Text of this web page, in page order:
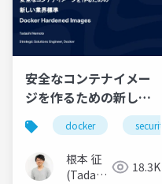
安全なコンテナイメー
ジを作るための新しい
業界標準: Docker
Hardened Images
docker security
根本 征
(Tadashi
18.3K